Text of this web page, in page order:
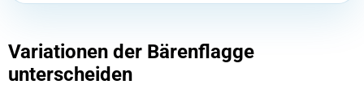
Variationen der Bärenflagge
unterscheiden